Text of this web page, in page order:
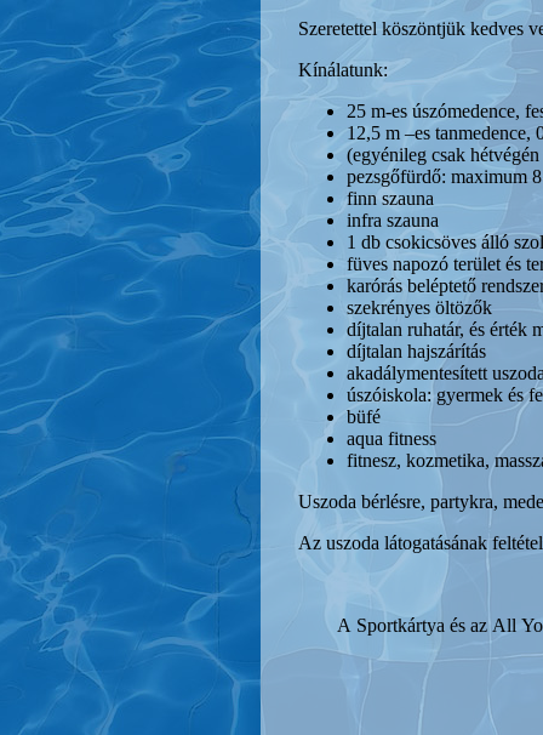
Szeretettel köszöntjük kedves
Kínálatunk:
25 m-es úszómedence,
12,5 m –es tanmedence,
(egyénileg csak
pezsgőfürdő: maximum
finn szauna
infra szauna
1 db csokicsöves álló
füves napozó terület és
karórás beléptető
szekrényes öltözők
díjtalan ruhatár, és érték
díjtalan hajszárítás
akadálymentesített
úszóiskola: gyermek és
büfé
aqua fitness
fitnesz, kozmetika,
Uszoda bérlésre, partykra,
Az uszoda látogatásának
A Sportkártya és az All